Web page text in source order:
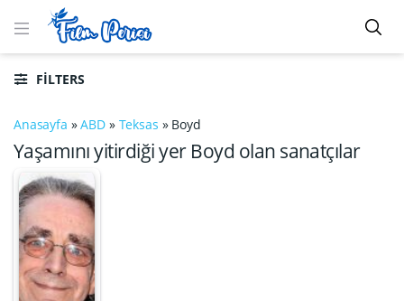
FILTERS
Anasayfa »ABD » Teksas » Boyd
Yaşamını yitirdiği yer Boyd olan sanatçılar